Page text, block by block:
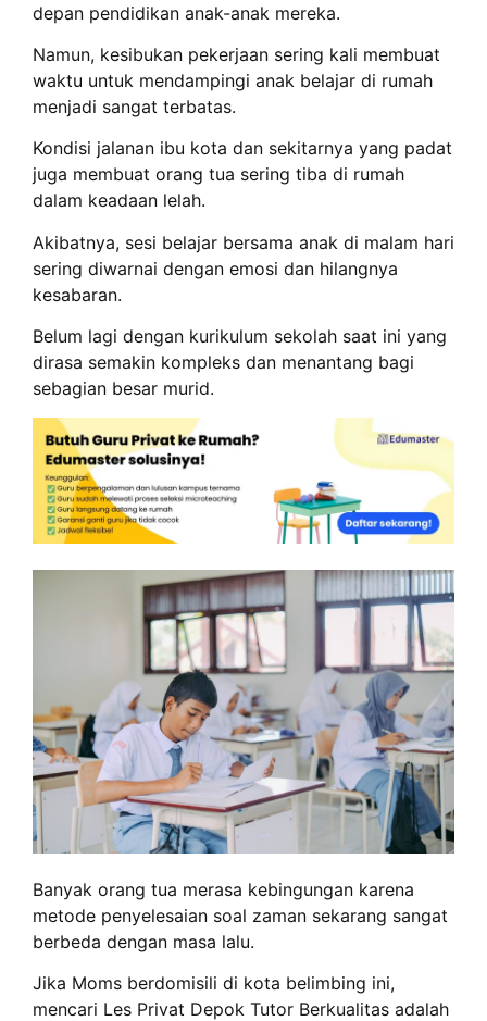
depan pendidikan anak-anak mereka.
Namun, kesibukan pekerjaan sering kali membuat
waktu untuk mendampingi anak belajar di rumah
menjadi sangat terbatas.
Kondisi jalanan ibu kota dan sekitarnya yang padat
juga membuat orang tua sering tiba di rumah
dalam keadaan lelah.
Akibatnya, sesi belajar bersama anak di malam hari
sering diwarnai dengan emosi dan hilangnya
kesabaran.
Belum lagi dengan kurikulum sekolah saat ini yang
dirasa semakin kompleks dan menantang bagi
sebagian besar murid.
Banyak orang tua merasa kebingungan karena
metode penyelesaian soal zaman sekarang sangat
berbeda dengan masa lalu.
Jika Moms berdomisili di kota belimbing ini,
mencari Les Privat Depok Tutor Berkualitas adalah